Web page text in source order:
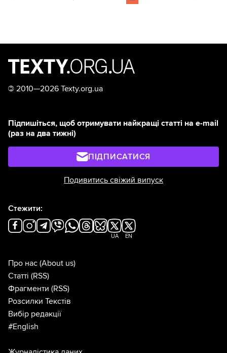
© 2010—2026 Texty.org.ua
Підпишіться, щоб отримувати найкращі статті на e-mail
(раз на два тижні)
ПІДПИСАТИСЯ
Подивитись свіжий випуск
Стежити:
UA EN
Про нас (About us)
Статті (RSS)
Фрагменти (RSS)
Розсилки Текстів
Вибір редакції
#English